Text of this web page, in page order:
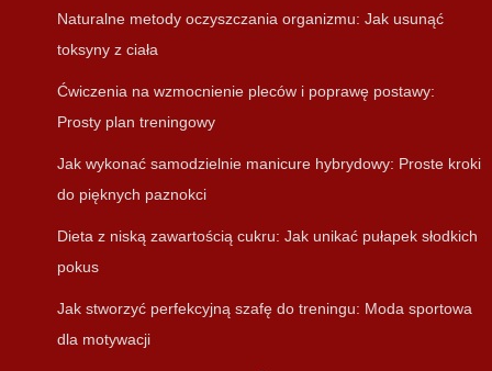
Naturalne metody oczyszczania organizmu: Jak usunąć
toksyny z ciała
Ćwiczenia na wzmocnienie pleców i poprawę postawy:
Prosty plan treningowy
Jak wykonać samodzielnie manicure hybrydowy: Proste kroki
do pięknych paznokci
Dieta z niską zawartością cukru: Jak unikać pułapek słodkich
pokus
Jak stworzyć perfekcyjną szafę do treningu: Moda sportowa
dla motywacji